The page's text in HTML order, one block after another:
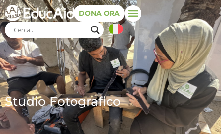
DONA ORA
Studio Fotografico